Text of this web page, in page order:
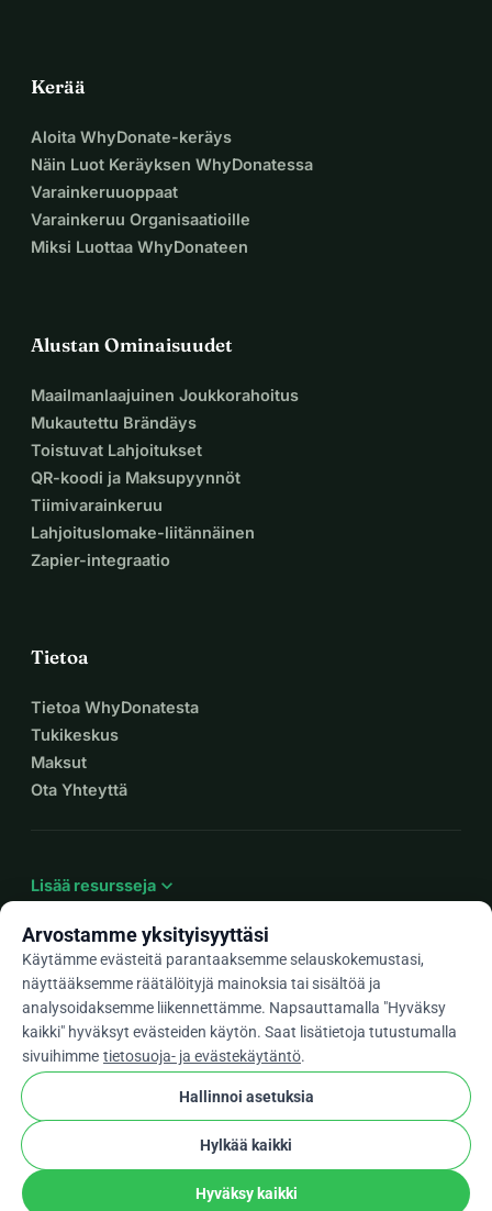
Kerää
Aloita WhyDonate-keräys
Näin Luot Keräyksen WhyDonatessa
Varainkeruuoppaat
Varainkeruu Organisaatioille
Miksi Luottaa WhyDonateen
Alustan Ominaisuudet
Maailmanlaajuinen Joukkorahoitus
Mukautettu Brändäys
Toistuvat Lahjoitukset
QR-koodi ja Maksupyynnöt
Tiimivarainkeruu
Lahjoituslomake-liitännäinen
Zapier-integraatio
Tietoa
Tietoa WhyDonatesta
Tukikeskus
Maksut
Ota Yhteyttä
Lisää resursseja expand_more
Fiarrow_drop_down
★★★★★4,9 / 5 yli 500 arvostelun perusteella
WhyDonate Yksityisyys ja evästeet
Käyttöehdot
Evästeasetukset
stripe check Vahvistettu Kumppani
Arvostamme yksityisyyttäsi
Käytämme evästeitä parantaaksemme selauskokemustasi,
näyttääksemme räätälöityjä mainoksia tai sisältöä ja
analysoidaksemme liikennettämme. Napsauttamalla "Hyväksy
kaikki" hyväksyt evästeiden käytön. Saat lisätietoja tutustumalla
sivuihimme tietosuoja- ja evästekäytäntö.
Hallinnoi asetuksia
Hylkää kaikki
Hyväksy kaikki